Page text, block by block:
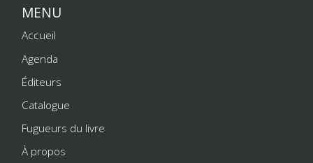
MENU
Accueil
Agenda
Éditeurs
Catalogue
Fugueurs du livre
À propos